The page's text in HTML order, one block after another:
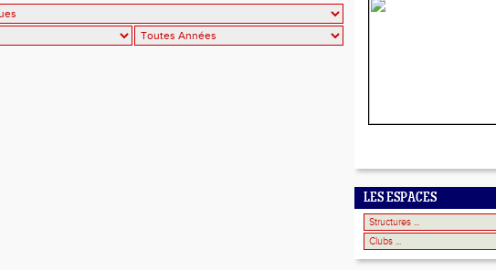
LES ESPACES